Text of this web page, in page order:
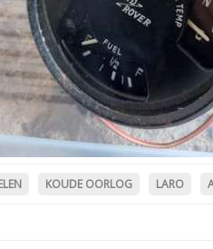
KOUDE OORLOG LARO